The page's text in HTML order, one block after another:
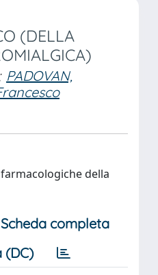
(DELLA
PADOVAN,
della
Scheda completa
(DC)